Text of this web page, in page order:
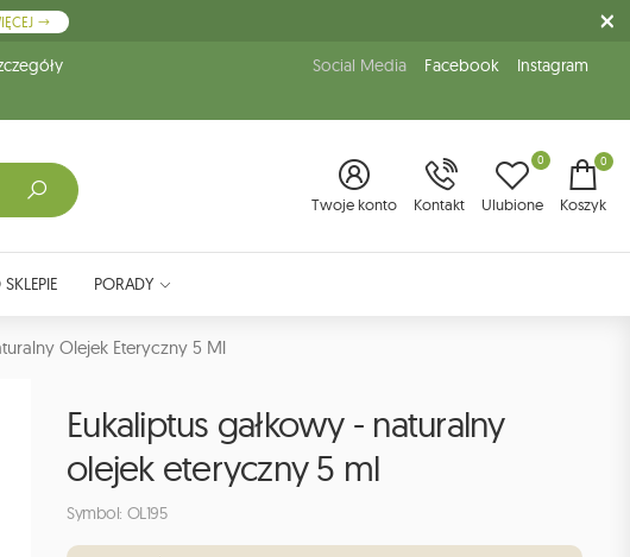
Social Media Facebook Instagram
Twoje konto Kontakt Ulubione
0 0
Koszyk
PORADY
Olejek Eteryczny 5 Ml
Eukaliptus gałkowy - naturalny
olejek eteryczny 5 ml
Symbol: OL195